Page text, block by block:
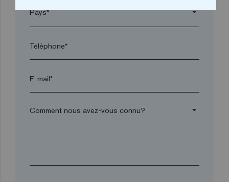
arrow_drop_down
Téléphone*
E-mail*
arrow_drop_down